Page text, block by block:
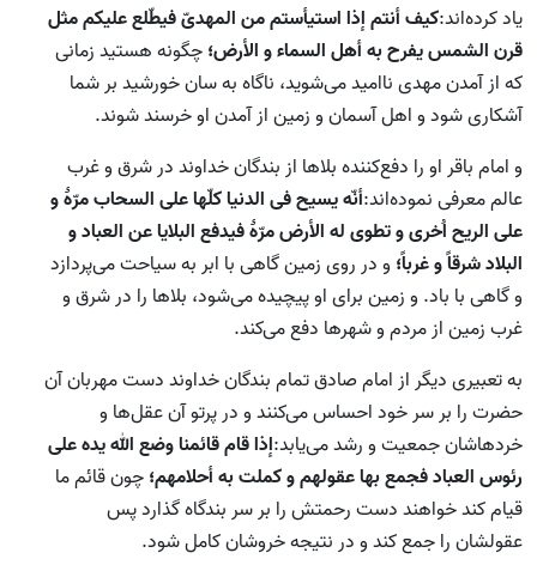
یاد کرده‌اند:کیف أنتم إذا استیأستم من المهدیّ فیطّلع علیکم مثل
قرن الشمس یفرح به أهل السماء و الأرض؛چگونه هستید زمانی
که از آمدن مهدی ناامید می‌شوید، ناگاه به سان خورشید بر شما
آشکاری شود و اهل آسمان و زمین از آمدن او خرسند شوند.
و امام باقر او را دفع‌کننده بلاها از بندگان خداوند در شرق و غرب
عالم معرفی نموده‌اند:أنّه یسیح فی الدنیا کلّها علی السحاب مرّۀ و
علی الریح اُخری و تطوی له الأرض مرّۀ فیدفع البلایا عن العباد و
البلاد شرقاً و غرباً؛ و در روی زمین گاهی با ابر به سیاحت می‌پردازد
و گاهی با باد. و زمین برای او پیچیده می‌شود، بلاها را در شرق و
غرب زمین از مردم و شهرها دفع می‌کند.
به تعبیری دیگر از امام صادق تمام بندگان خداوند دست مهربان آن
حضرت را بر سر خود احساس می‌کنند و در پرتو آن عقل‌ها و
خردهاشان جمعیت و رشد می‌یابد:إذا قام قائمنا وضع الله یده علی
رئوس العباد فجمع بها عقولهم و کملت به أحلامهم؛چون قائم ما
قیام کند خواهند دست رحمتش را بر سر بندگاه گذارد پس
عقولشان را جمع کند و در نتیجه خروشان کامل شود.